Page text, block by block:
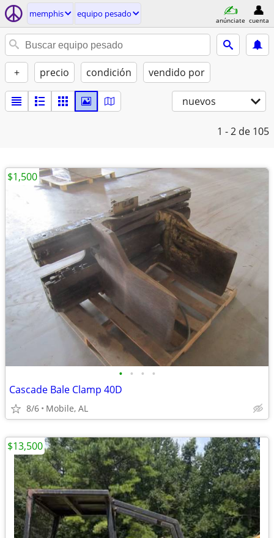
memphis equipo pesado
anúnciate cuenta
+ precio condición vendido por
nuevos
1 - 2 de 105
• • • •
Cascade Bale Clamp 40D
8/6 Mobile, AL
$1,500
$13,500